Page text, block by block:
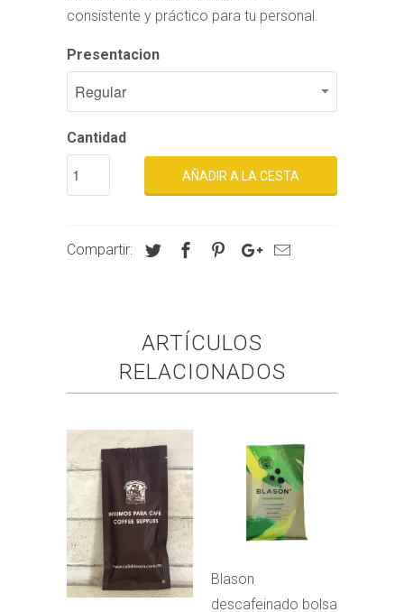
consistente y práctico para tu personal.
Presentacion
Cantidad
AÑADIR A LA CESTA
Compartir:
ARTÍCULOS
RELACIONADOS
Blason
descafeinado bolsa